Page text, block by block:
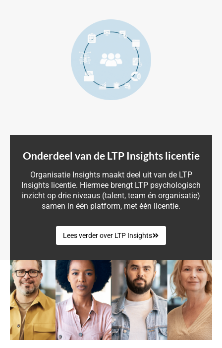
Onderdeel van de LTP Insights licentie
Organisatie Insights maakt deel uit van de LTP
Insights licentie. Hiermee brengt LTP psychologisch
inzicht op drie niveaus (talent, team én organisatie)
samen in één platform, met één licentie.
Lees verder over LTP Insights